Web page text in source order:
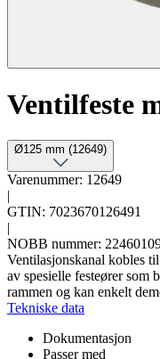
Ventilfeste
Ø125 mm (12649)
Varenummer: 12649
|
GTIN: 7023670126491
|
NOBB nummer:
Ventilasjonskanal kobles
av spesielle festeører som
rammen og kan enkelt
Tekniske data
Dokumentasjon
Passer med